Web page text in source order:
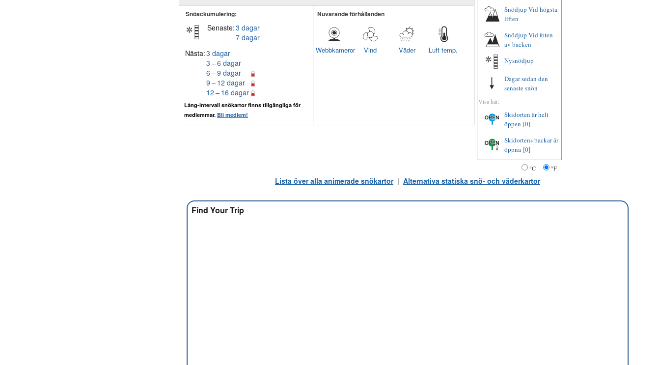
Snöackumulering:
Senaste:3 dagar
7 dagar
Nästa:3 dagar
3 – 6 dagar
6 – 9 dagar
9 – 12 dagar
12 – 16 dagar
Lång-intervall snökartor finns tillgängliga för
medlemmar. Bli medlem!
Nuvarande förhållanden
Luft temp.
Väder
Vind
Webbkameror
Snödjup Vid högsta
liften
Snödjup Vid foten
av backen
Nysnödjup
Dagar sedan den
senaste snön
Visa här:
Skidorten är helt
öppen [0]
Skidortens backar är
öppna [0]
°C °F
Lista över alla animerade snökartor| Alternativa statiska snö- och väderkartor
Find Your Trip